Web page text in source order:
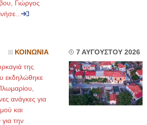
Γιώργος
ΚΟΙΝΩΝΙΑ
της
εκδηλώθηκε
ανάγκες για
και
την
7 ΑΥΓΟΥΣΤΟΥ 2026